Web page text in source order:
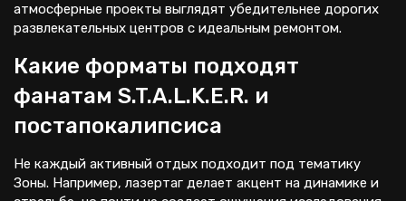
атмосферные проекты выглядят убедительнее дорогих
развлекательных центров с идеальным ремонтом.
Какие форматы подходят
фанатам S.T.A.L.K.E.R. и
постапокалипсиса
Не каждый активный отдых подходит под тематику
Зоны. Например, лазертаг делает акцент на динамике и